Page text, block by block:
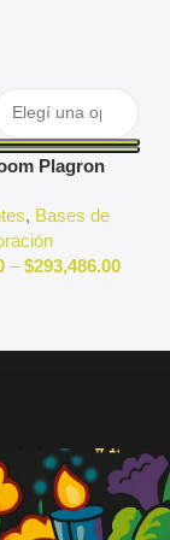
Plagron
, Bases de
– $293,486.00